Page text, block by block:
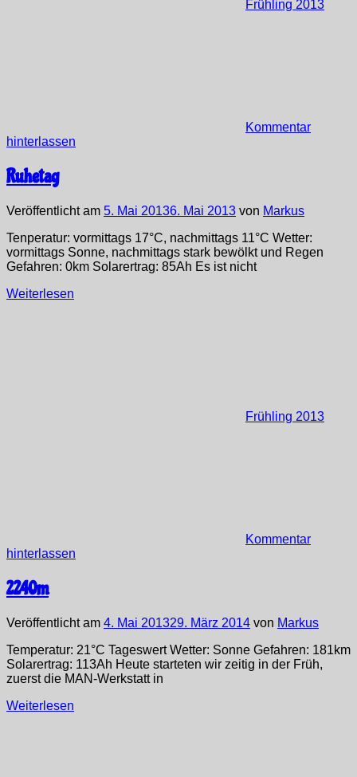
Frühling 2013
Kommentar
hinterlassen
Ruhetag
Veröffentlicht am 5. Mai 20136. Mai 2013 von Markus
Tenperatur: vormittags 17°C, nachmittags 11°C Wetter:
vormittags Sonne, nachmittags stark bewölkt und Regen
Gefahren: 0km Solarertrag: 85Ah Es ist nicht
Weiterlesen
Frühling 2013
Kommentar
hinterlassen
2240m
Veröffentlicht am 4. Mai 201329. März 2014 von Markus
Temperatur: 21°C Tageswert Wetter: Sonne Gefahren: 181km
Solarertrag: 113Ah Heute starteten wir zeitig in der Früh,
zuerst die MAN-Werkstatt in
Weiterlesen